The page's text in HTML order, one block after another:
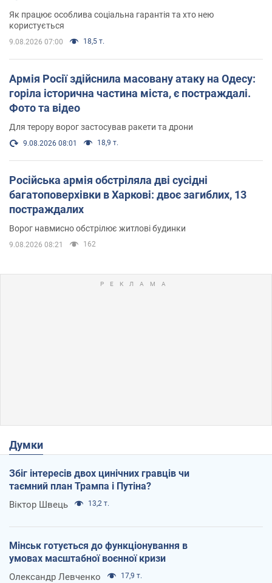
Як працює особлива соціальна гарантія та хто нею
користується
9.08.2026 07:00 18,5 т.
Армія Росії здійснила масовану атаку на Одесу:
горіла історична частина міста, є постраждалі.
Фото та відео
Для терору ворог застосував ракети та дрони
9.08.2026 08:01 18,9 т.
Російська армія обстріляла дві сусідні
багатоповерхівки в Харкові: двоє загиблих, 13
постраждалих
Ворог навмисно обстрілює житлові будинки
9.08.2026 08:21 162
Думки
Збіг інтересів двох цинічних гравців чи
таємний план Трампа і Путіна?
Віктор Швець 13,2 т.
Мінськ готується до функціонування в
умовах масштабної воєнної кризи
Олександр Левченко 17,9 т.